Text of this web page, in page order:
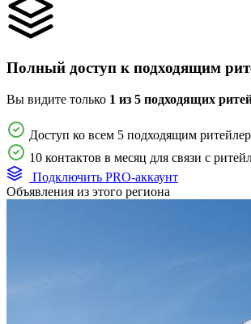
Полный доступ к подходящим
Вы видите только 1 из 5 подходящих
Доступ ко всем 5 подходящим
10 контактов в месяц для связи с
Подключить PRO-аккаунт
Объявления из этого региона